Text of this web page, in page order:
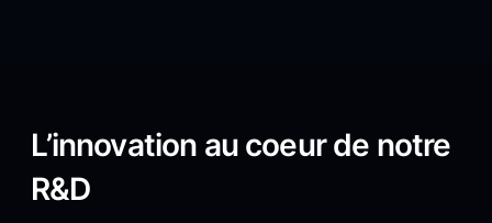
L’innovation au coeur de notre
R&D